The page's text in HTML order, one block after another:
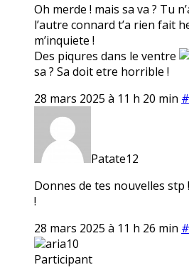
Oh merde ! mais sa va ? Tu
l’autre connard t’a rien fait
m’inquiete !
Des piqures dans le ventre
sa ? Sa doit etre horrible !
28 mars 2025 à 11 h 20 min
Patate12
Donnes de tes nouvelles stp
!
28 mars 2025 à 11 h 26 min
aria10
Participant